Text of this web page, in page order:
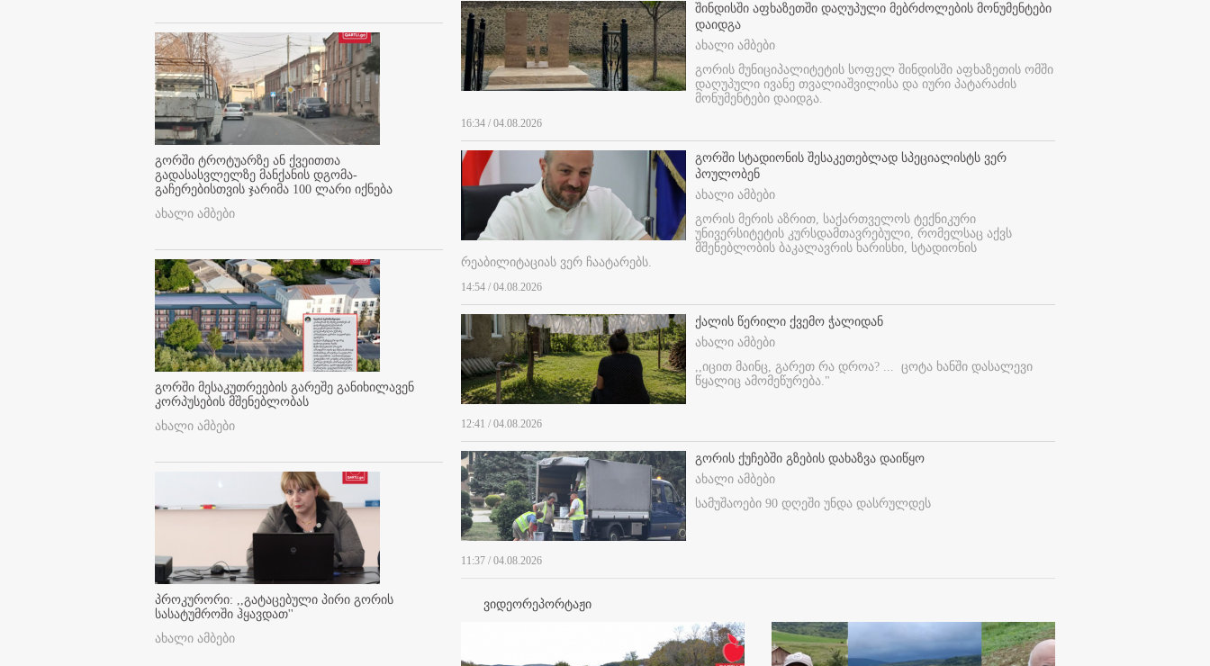
გორში ტროტუარზე ან ქვეითთა
გადასასვლელზე მანქანის დგომა-
გაჩერებისთვის ჯარიმა 100 ლარი იქნება
ახალი ამბები
გორში მესაკუთრეების გარეშე განიხილავენ
კორპუსების მშენებლობას
ახალი ამბები
პროკურორი: ,,გატაცებული პირი გორის
სასატუმროში ჰყავდათ''
ახალი ამბები
შინდისში აფხაზეთში დაღუპული მებრძოლების მონუმენტები
დაიდგა
ახალი ამბები
გორის მუნიციპალიტეტის სოფელ შინდისში აფხაზეთის ომში
დაღუპული ივანე თვალიაშვილისა და იური პატარაძის
მონუმენტები დაიდგა.
16:34 / 04.08.2026
გორში სტადიონის შესაკეთებლად სპეციალისტს ვერ
პოულობენ
ახალი ამბები
გორის მერის აზრით, საქართველოს ტექნიკური
უნივერსიტეტის კურსდამთავრებული, რომელსაც აქვს
მშენებლობის ბაკალავრის ხარისხი, სტადიონის
რეაბილიტაციას ვერ ჩაატარებს.
14:54 / 04.08.2026
ქალის წერილი ქვემო ჭალიდან
ახალი ამბები
,,იცით მაინც, გარეთ რა დროა? ... ცოტა ხანში დასალევი
წყალიც ამომეწურება."
12:41 / 04.08.2026
გორის ქუჩებში გზების დახაზვა დაიწყო
ახალი ამბები
სამუშაოები 90 დღეში უნდა დასრულდეს
11:37 / 04.08.2026
ვიდეორეპორტაჟი